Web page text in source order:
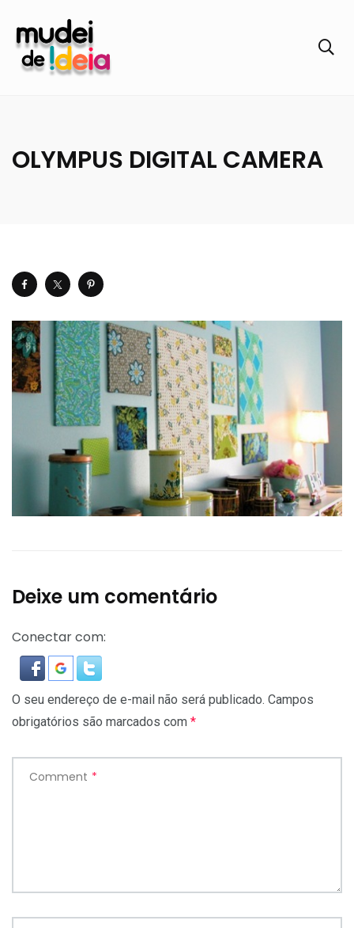
OLYMPUS DIGITAL CAMERA
Deixe um comentário
Conectar com:
O seu endereço de e-mail não será publicado. Campos
obrigatórios são marcados com *
Comment *